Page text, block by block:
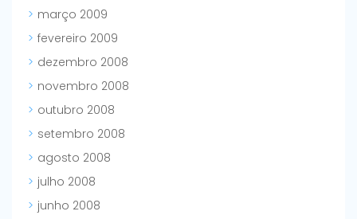
março 2009
fevereiro 2009
dezembro 2008
novembro 2008
outubro 2008
setembro 2008
agosto 2008
julho 2008
junho 2008